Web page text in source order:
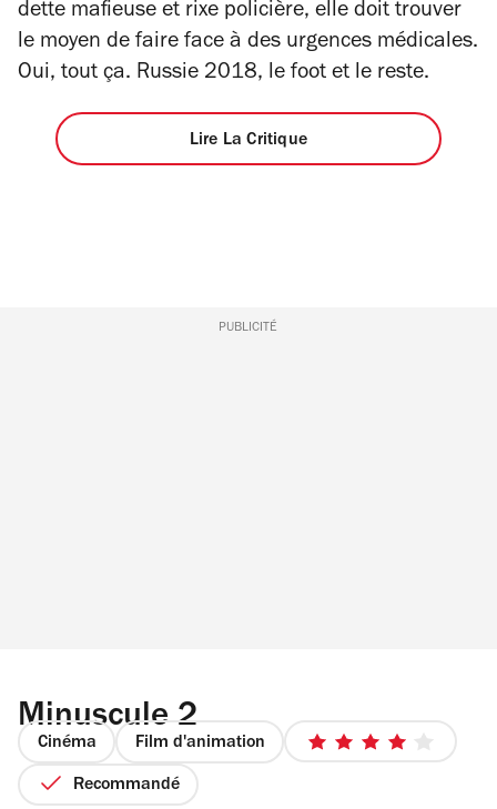
dette mafieuse et rixe policière, elle doit trouver
le moyen de faire face à des urgences médicales.
Oui, tout ça. Russie 2018, le foot et le reste.
Lire La Critique
PUBLICITÉ
Minuscule 2
Cinéma Film d'animation
4
Recommandé